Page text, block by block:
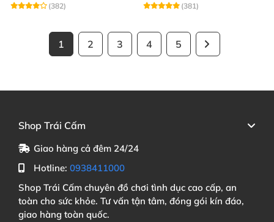
(382)
(381)
1 2 3 4 5
Shop Trái Cấm
Giao hàng cả đêm 24/24
Hotline: 0938411000
Shop Trái Cấm chuyên đồ chơi tình dục cao cấp, an
toàn cho sức khỏe. Tư vấn tận tâm, đóng gói kín đáo,
giao hàng toàn quốc.